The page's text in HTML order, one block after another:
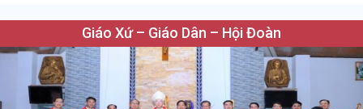
Giáo Xứ – Giáo Dân – Hội Đoàn